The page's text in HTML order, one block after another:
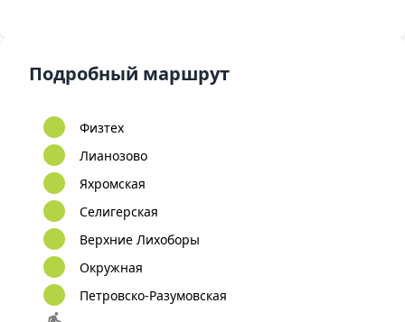
Подробный маршрут
Физтех
Лианозово
Яхромская
Селигерская
Верхние Лихоборы
Окружная
Петровско-Разумовская